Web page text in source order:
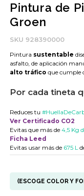
Pintura de
Groen
SKU 928390000
Pintura sustentable
asfalto, de aplicación
alto tráfico que cumple
Por cada tineta
Reduces tu
Ver Certificado CO2
Evitas que más de 4,5 Kg
Ficha Leed
Evitas usar más de 675 L
(ESCOGE COLOR Y